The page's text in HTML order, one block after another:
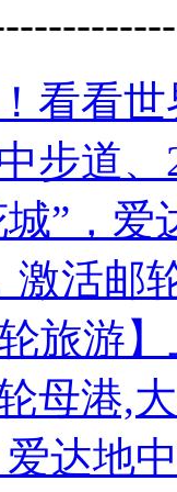
看看
步道、
城”，爱
激活邮
旅游
母港,
达地